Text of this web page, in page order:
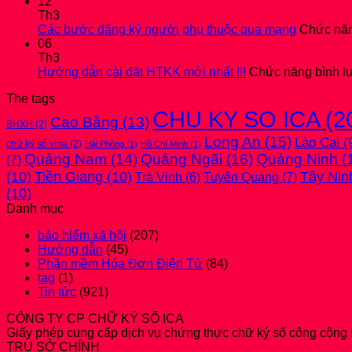
Th3
Các bước đăng ký người phụ thuộc qua mạng Chức
06
Th3
Hướng dẫn cài đặt HTKK mới nhất !!! Chức năng bình
The tags
BHXH (2) Cao Bằng (13) CHU KY SO ICA
chữ ký số vina (2) Hải Phòng (1) Hồ Chí Minh (1) Long An (15) Lào Cai
(7) Quảng Nam (14) Quảng Ngãi (16) Quảng Ninh
(10) Tiền Giang (10) Trà Vinh (6) Tuyên Quang (7) Tây
(10)
Danh mục
bảo hiểm xã hội (207)
Hướng dẫn (45)
Phần mềm Hóa Đơn Điện Tử (84)
tag (1)
Tin tức (921)
CÔNG TY CP CHỮ KÝ SỐ ICA
Giấy phép cung cấp dịch vụ chứng thực chữ ký số công
TRỤ SỞ CHÍNH